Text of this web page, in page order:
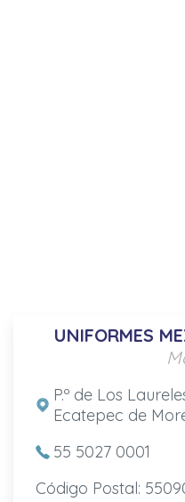
UNIFORMES
P.º de Los
Ecatepec de
55 5027 0001
Código Postal: